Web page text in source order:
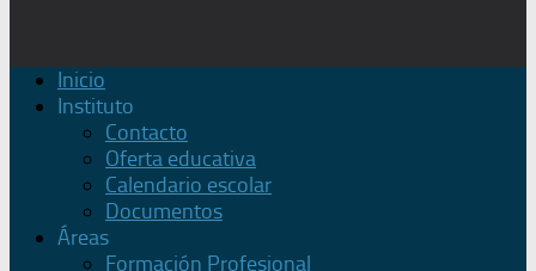
Inicio
Instituto
Contacto
Oferta educativa
Calendario escolar
Documentos
Áreas
Formación Profesional